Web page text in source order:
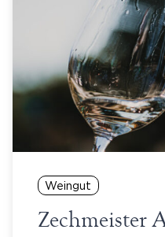
Weingut
Zechmeister